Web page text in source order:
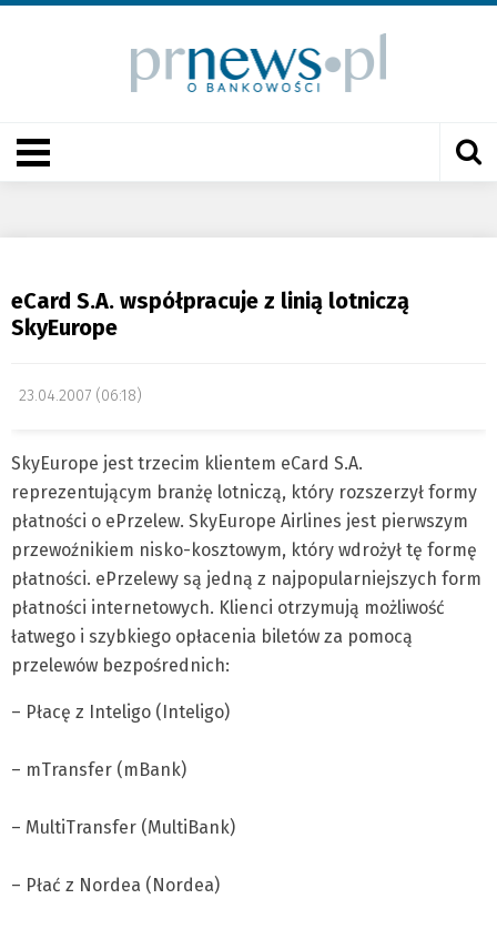
eCard S.A. współpracuje z linią lotniczą
SkyEurope
23.04.2007 (06:18)
SkyEurope jest trzecim klientem eCard S.A.
reprezentującym branżę lotniczą, który rozszerzył formy
płatności o ePrzelew. SkyEurope Airlines jest pierwszym
przewoźnikiem nisko-kosztowym, który wdrożył tę formę
płatności. ePrzelewy są jedną z najpopularniejszych form
płatności internetowych. Klienci otrzymują możliwość
łatwego i szybkiego opłacenia biletów za pomocą
przelewów bezpośrednich:
– Płacę z Inteligo (Inteligo)
– mTransfer (mBank)
– MultiTransfer (MultiBank)
– Płać z Nordea (Nordea)